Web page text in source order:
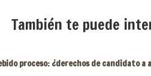
También te puede
proceso: ¿derechos de candidato